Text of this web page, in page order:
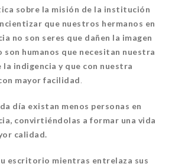
sobre la misión de la institución
que nuestros hermanos en
no son seres que dañen la imagen
son humanos que necesitan nuestra
la indigencia y que con nuestra
mayor facilidad.
día existan menos personas en
convirtiéndolas a formar una vida
calidad.
escritorio mientras entrelaza sus